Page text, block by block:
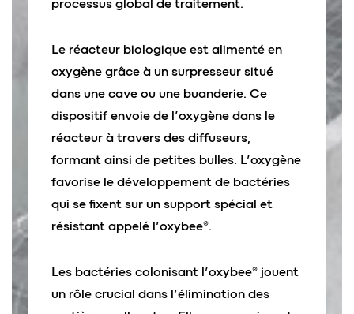
processus global de traitement.
Le réacteur biologique est alimenté en
oxygène grâce à un surpresseur situé
dans une cave ou une buanderie. Ce
dispositif envoie de l’oxygène dans le
réacteur à travers des diffuseurs,
formant ainsi de petites bulles. L’oxygène
favorise le développement de bactéries
qui se fixent sur un support spécial et
résistant appelé l’oxybee®.
Les bactéries colonisant l’oxybee® jouent
un rôle crucial dans l’élimination des